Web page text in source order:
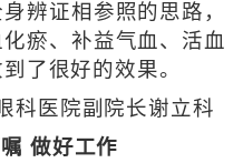
辨证相参照的思路，
瘀、补益气血、活血
了很好的效果。
科医院副院长谢立科
做好工作